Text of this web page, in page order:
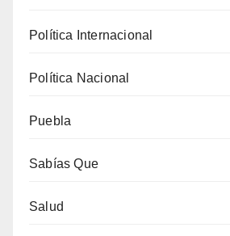
Política Internacional
Política Nacional
Puebla
Sabías Que
Salud